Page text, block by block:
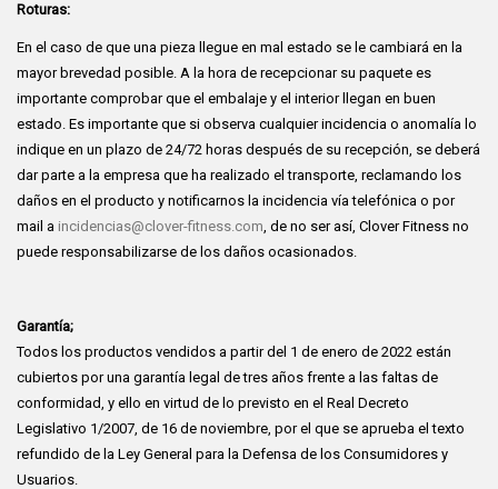
Roturas:
En el caso de que una pieza llegue en mal estado se le cambiará en la
mayor brevedad posible. A la hora de recepcionar su paquete es
importante comprobar que el embalaje y el interior llegan en buen
estado. Es importante que si observa cualquier incidencia o anomalía lo
indique en un plazo de 24/72 horas después de su recepción, se deberá
dar parte a la empresa que ha realizado el transporte, reclamando los
daños en el producto y notificarnos la incidencia vía telefónica o por
mail a incidencias@clover-fitness.com , de no ser así, Clover Fitness no
puede responsabilizarse de los daños ocasionados.
Garantía;
Todos los productos vendidos a partir del 1 de enero de 2022 están
cubiertos por una garantía legal de tres años frente a las faltas de
conformidad, y ello en virtud de lo previsto en el Real Decreto
Legislativo 1/2007, de 16 de noviembre, por el que se aprueba el texto
refundido de la Ley General para la Defensa de los Consumidores y
Usuarios.